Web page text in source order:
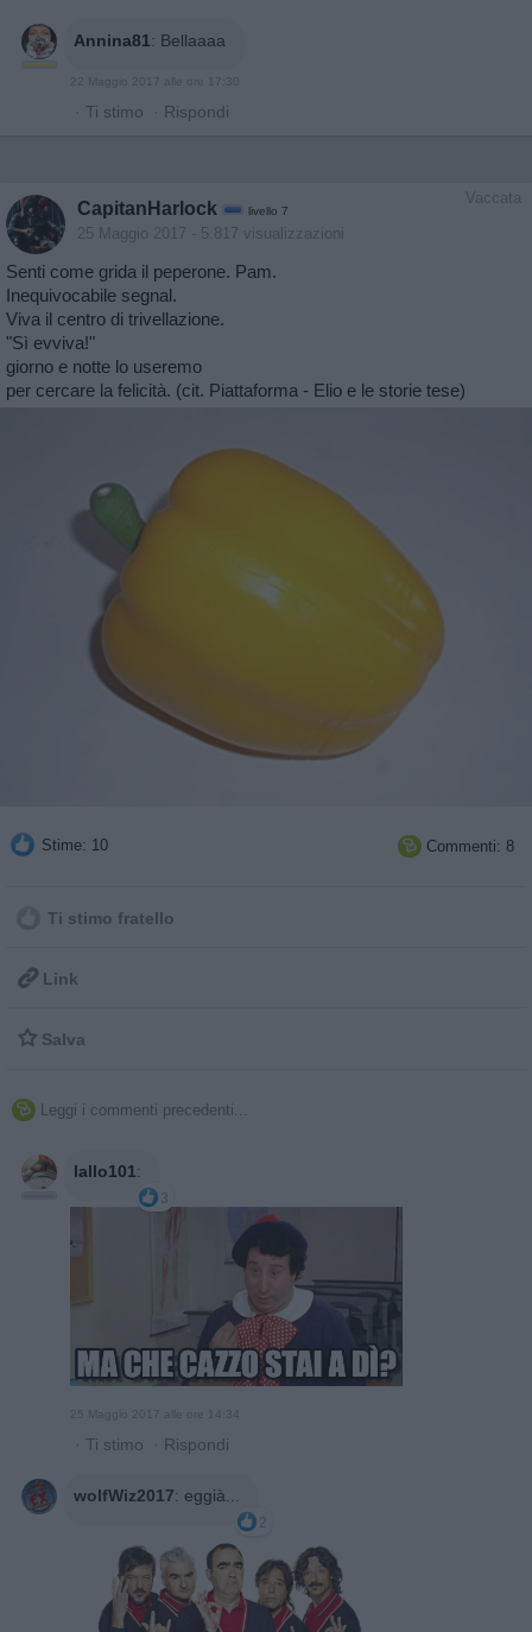
Annina81: Bellaaaa
22 Maggio 2017 alle ore 17:30
· Ti stimo · Rispondi
Vaccata
CapitanHarlock livello 7
25 Maggio 2017 - 5.817 visualizzazioni
Senti come grida il peperone. Pam.
Inequivocabile segnal.
Viva il centro di trivellazione.
"Sì evviva!"
giorno e notte lo useremo
per cercare la felicità. (cit. Piattaforma - Elio e le storie tese)
Stime: 10  Commenti: 8
Ti stimo fratello
 Link
 Salva
 Leggi i commenti precedenti...
lallo101:
3
25 Maggio 2017 alle ore 14:34
· Ti stimo · Rispondi
wolfWiz2017: eggià...
2